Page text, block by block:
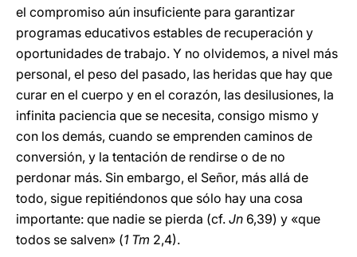
el compromiso aún insuficiente para garantizar
programas educativos estables de recuperación y
oportunidades de trabajo. Y no olvidemos, a nivel más
personal, el peso del pasado, las heridas que hay que
curar en el cuerpo y en el corazón, las desilusiones, la
infinita paciencia que se necesita, consigo mismo y
con los demás, cuando se emprenden caminos de
conversión, y la tentación de rendirse o de no
perdonar más. Sin embargo, el Señor, más allá de
todo, sigue repitiéndonos que sólo hay una cosa
importante: que nadie se pierda (cf. Jn 6,39) y «que
todos se salven» (1 Tm 2,4).